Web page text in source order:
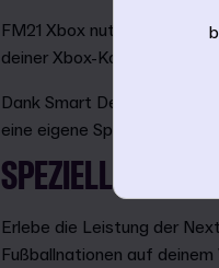
FM21 Xbox nutzt die Play
deiner Xbox-Konsole und
Dank Smart Delivery
eine eigene Spielversion mit
SPEZIELL FÜR
Erlebe die Leistung der
Fußballnationen auf